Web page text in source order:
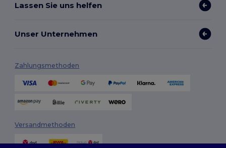
Lassen Sie uns helfen
Unser Unternehmen
Zahlungsmethoden
Versandmethoden